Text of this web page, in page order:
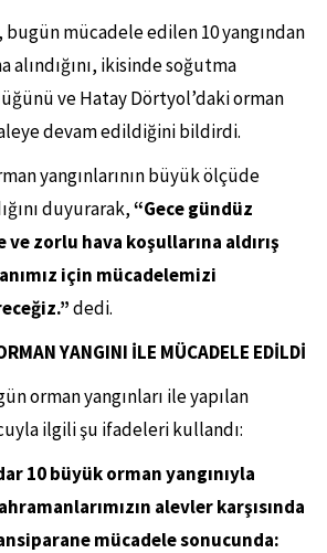
bugün mücadele edilen 10 yangından
alındığını, ikisinde soğutma
ve Hatay Dörtyol’daki orman
devam edildiğini bildirdi.
yangınlarının büyük ölçüde
duyurarak,“Gece gündüz
zorlu hava koşullarına aldırış
için mücadelemizi
dedi.
YANGINI İLE MÜCADELE EDİLDİ
orman yangınları ile yapılan
ilgili şu ifadeleri kullandı:
10 büyük orman yangınıyla
alevler karşısında
mücadele sonucunda: